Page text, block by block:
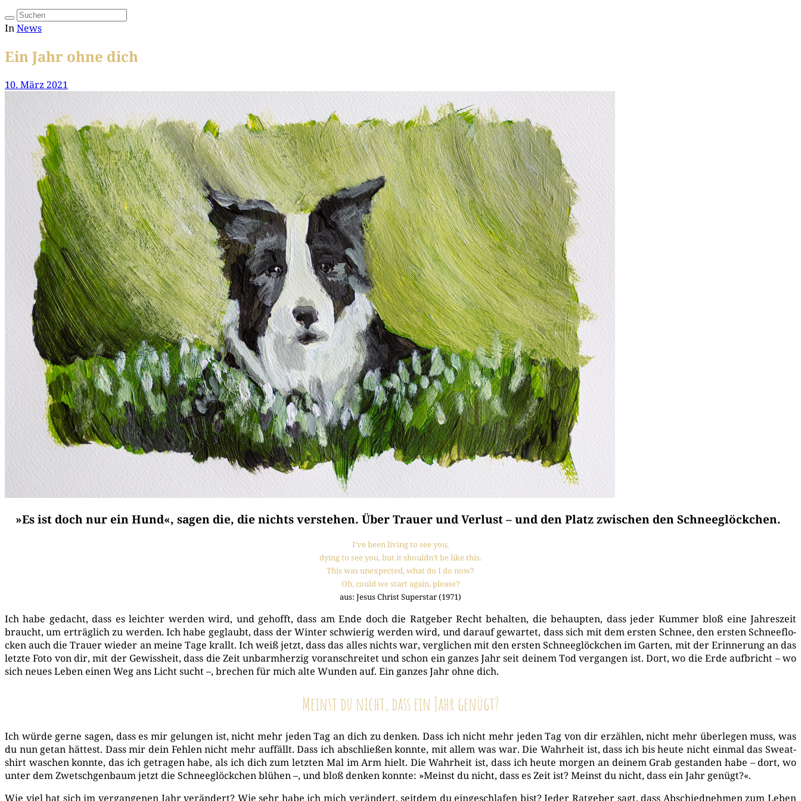
InNews
Ein Jahr ohne dich
10. März 2021
»Es ist doch nur ein Hund«, sagen die, die nichts verstehen. Über Trauer und Verlust – und den Platz zwischen den Schneeglöckchen.
I’ve been living to see you,
dying to see you, but it shouldn’t be like this.
This was unex­pec­ted, what do I do now?
Oh, could we start again, please?
aus: Jesus Christ Super­star (1971)
Ich habe gedacht, dass es leich­ter wer­den wird, und gehofft, dass am Ende doch die Rat­ge­ber Recht behal­ten, die behaup­ten, dass jeder Kum­mer bloß eine Jah­res­zeit
braucht, um erträg­lich zu wer­den. Ich habe geglaubt, dass der Win­ter schwie­rig wer­den wird, und dar­auf gewar­tet, dass sich mit dem ers­ten Schnee, den ers­ten Schnee­flo­
cken auch die Trau­er wie­der an mei­ne Tage krallt. Ich weiß jetzt, dass das alles nichts war, ver­gli­chen mit den ers­ten Schnee­glöck­chen im Gar­ten, mit der Erin­ne­rung an das
letz­te Foto von dir, mit der Gewiss­heit, dass die Zeit unbarm­her­zig vor­an­schrei­tet und schon ein gan­zes Jahr seit dei­nem Tod ver­gan­gen ist. Dort, wo die Erde auf­bricht – wo
sich neu­es Leben einen Weg ans Licht sucht –, bre­chen für mich alte Wun­den auf. Ein gan­zes Jahr ohne dich.
Meinst du nicht, dass ein Jahr genügt?
Ich wür­de ger­ne sagen, dass es mir gelun­gen ist, nicht mehr jeden Tag an dich zu den­ken. Dass ich nicht mehr jeden Tag von dir erzäh­len, nicht mehr über­le­gen muss, was
du nun getan hät­test. Dass mir dein Feh­len nicht mehr auf­fällt. Dass ich abschlie­ßen konn­te, mit allem was war. Die Wahr­heit ist, dass ich bis heu­te nicht ein­mal das Sweat­
shirt waschen konn­te, das ich getra­gen habe, als ich dich zum letz­ten Mal im Arm hielt. Die Wahr­heit ist, dass ich heu­te mor­gen an dei­nem Grab gestan­den habe – dort, wo
unter dem Zwetsch­ge­n­baum jetzt die Schnee­glöck­chen blü­hen –, und bloß den­ken konn­te: »Meinst du nicht, dass es Zeit ist? Meinst du nicht, dass ein Jahr genügt?«.
Wie viel hat sich im ver­gan­ge­nen Jahr ver­än­dert? Wie sehr habe ich mich ver­än­dert, seit­dem du ein­ge­schla­fen bist? Jeder Rat­ge­ber sagt, dass Abschied­neh­men zum Leben